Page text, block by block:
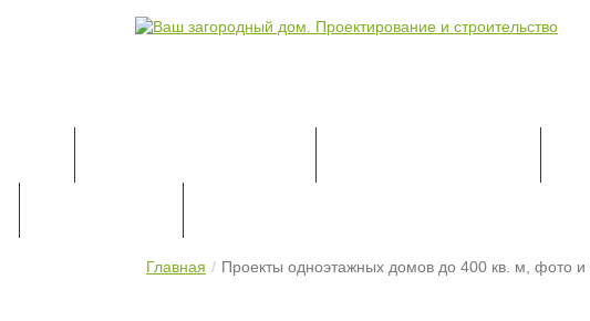
Главная Проекты одноэтажных домов до 400 кв. м, фото